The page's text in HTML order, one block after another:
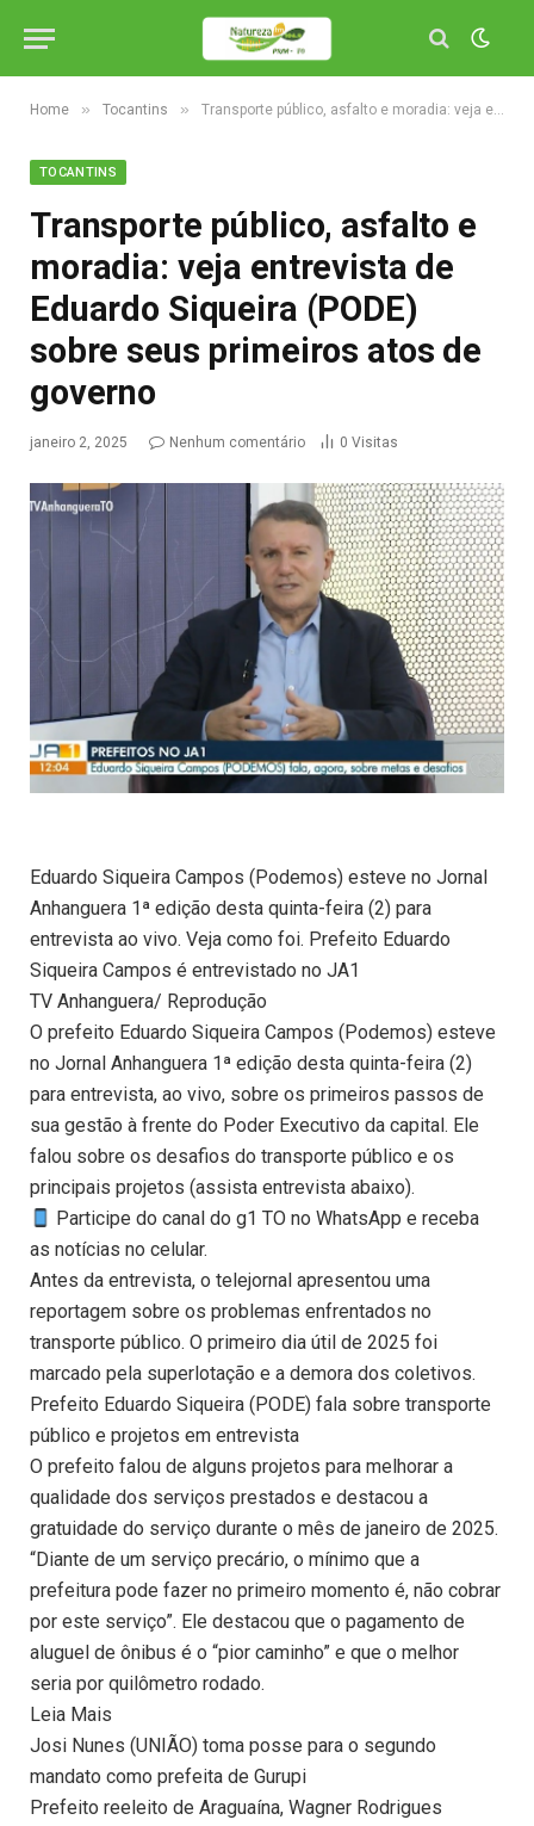
Home » Tocantins » Transporte público, asfalto e moradia: veja entrevista de Eduardo Siqueira (PODE) sobre seus primeiros atos de governo
TOCANTINS
Transporte público, asfalto e
moradia: veja entrevista de
Eduardo Siqueira (PODE)
sobre seus primeiros atos de
governo
janeiro 2, 2025 Nenhum comentário 0 Visitas
Eduardo Siqueira Campos (Podemos) esteve no Jornal
Anhanguera 1ª edição desta quinta-feira (2) para
entrevista ao vivo. Veja como foi. Prefeito Eduardo
Siqueira Campos é entrevistado no JA1
TV Anhanguera/ Reprodução
O prefeito Eduardo Siqueira Campos (Podemos) esteve
no Jornal Anhanguera 1ª edição desta quinta-feira (2)
para entrevista, ao vivo, sobre os primeiros passos de
sua gestão à frente do Poder Executivo da capital. Ele
falou sobre os desafios do transporte público e os
principais projetos (assista entrevista abaixo).
Participe do canal do g1 TO no WhatsApp e receba
as notícias no celular.
Antes da entrevista, o telejornal apresentou uma
reportagem sobre os problemas enfrentados no
transporte público. O primeiro dia útil de 2025 foi
marcado pela superlotação e a demora dos coletivos.
Prefeito Eduardo Siqueira (PODE) fala sobre transporte
público e projetos em entrevista
O prefeito falou de alguns projetos para melhorar a
qualidade dos serviços prestados e destacou a
gratuidade do serviço durante o mês de janeiro de 2025.
“Diante de um serviço precário, o mínimo que a
prefeitura pode fazer no primeiro momento é, não cobrar
por este serviço”. Ele destacou que o pagamento de
aluguel de ônibus é o “pior caminho” e que o melhor
seria por quilômetro rodado.
Leia Mais
Josi Nunes (UNIÃO) toma posse para o segundo
mandato como prefeita de Gurupi
Prefeito reeleito de Araguaína, Wagner Rodrigues